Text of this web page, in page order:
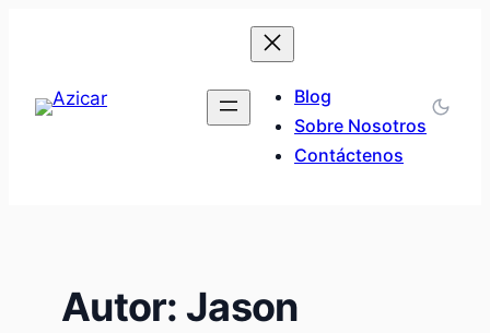
Blog
Sobre Nosotros
Contáctenos
Autor: Jason